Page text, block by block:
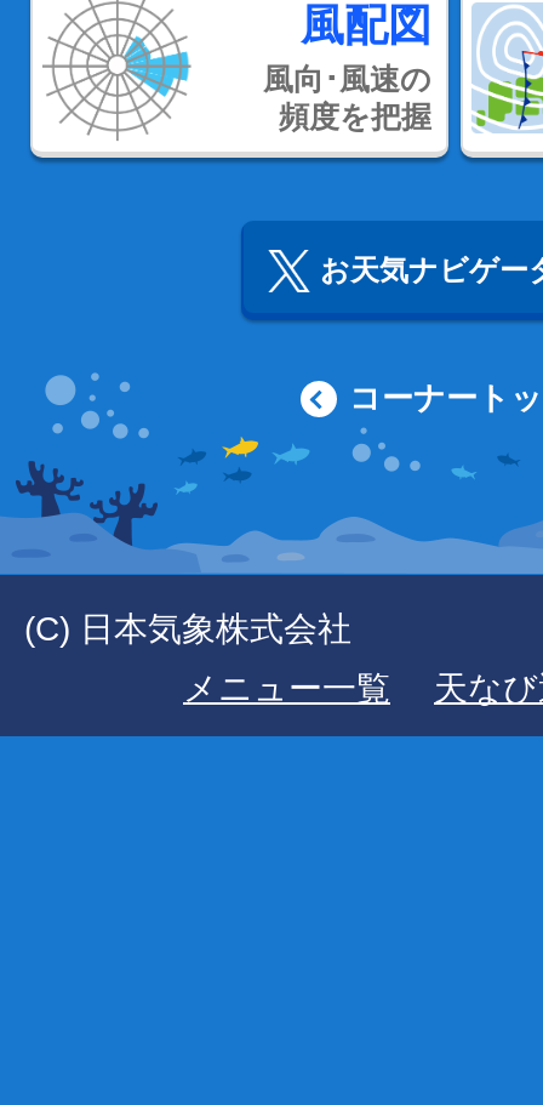
風配図
風向･風速の
頻度を把握
お天気ナビゲー
コーナート
(C) 日本気象株式会社
メニュー一覧
天な